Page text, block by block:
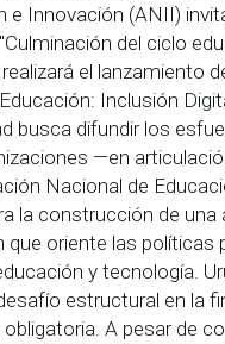
e Innovación (ANII)
del ciclo
el lanzamiento
Inclusión
busca difundir los
—en
Nacional de
la construcción de una
que oriente las políticas
y tecnología.
estructural en la
A pesar de